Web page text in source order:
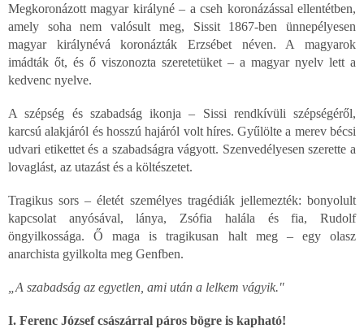
Megkoronázott magyar királyné – a cseh koronázással ellentétben,
amely soha nem valósult meg, Sissit 1867-ben ünnepélyesen
magyar királynévá koronázták Erzsébet néven. A magyarok
imádták őt, és ő viszonozta szeretetüket – a magyar nyelv lett a
kedvenc nyelve.
A szépség és szabadság ikonja – Sissi rendkívüli szépségéről,
karcsú alakjáról és hosszú hajáról volt híres. Gyűlölte a merev bécsi
udvari etikettet és a szabadságra vágyott. Szenvedélyesen szerette a
lovaglást, az utazást és a költészetet.
Tragikus sors – életét személyes tragédiák jellemezték: bonyolult
kapcsolat anyósával, lánya, Zsófia halála és fia, Rudolf
öngyilkossága. Ő maga is tragikusan halt meg – egy olasz
anarchista gyilkolta meg Genfben.
„A szabadság az egyetlen, ami után a lelkem vágyik."
I. Ferenc József császárral páros bögre is kapható!